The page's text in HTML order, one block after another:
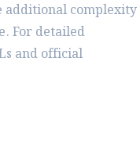
additional complexity
For detailed
and official